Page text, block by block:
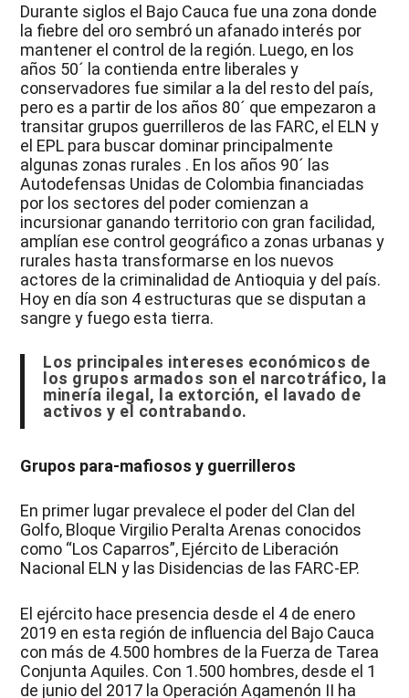
Durante siglos el Bajo Cauca fue una zona donde
la fiebre del oro sembró un afanado interés por
mantener el control de la región. Luego, en los
años 50´ la contienda entre liberales y
conservadores fue similar a la del resto del país,
pero es a partir de los años 80´ que empezaron a
transitar grupos guerrilleros de las FARC, el ELN y
el EPL para buscar dominar principalmente
algunas zonas rurales . En los años 90´ las
Autodefensas Unidas de Colombia financiadas
por los sectores del poder comienzan a
incursionar ganando territorio con gran facilidad,
amplían ese control geográfico a zonas urbanas y
rurales hasta transformarse en los nuevos
actores de la criminalidad de Antioquia y del país.
Hoy en día son 4 estructuras que se disputan a
sangre y fuego esta tierra.
Los principales intereses económicos de
los grupos armados son el narcotráfico, la
minería ilegal, la extorción, el lavado de
activos y el contrabando.
Grupos para-mafiosos y guerrilleros
En primer lugar prevalece el poder del Clan del
Golfo, Bloque Virgilio Peralta Arenas conocidos
como “Los Caparros”, Ejército de Liberación
Nacional ELN y las Disidencias de las FARC-EP.
El ejército hace presencia desde el 4 de enero
2019 en esta región de influencia del Bajo Cauca
con más de 4.500 hombres de la Fuerza de Tarea
Conjunta Aquiles. Con 1.500 hombres, desde el 1
de junio del 2017 la Operación Agamenón II ha